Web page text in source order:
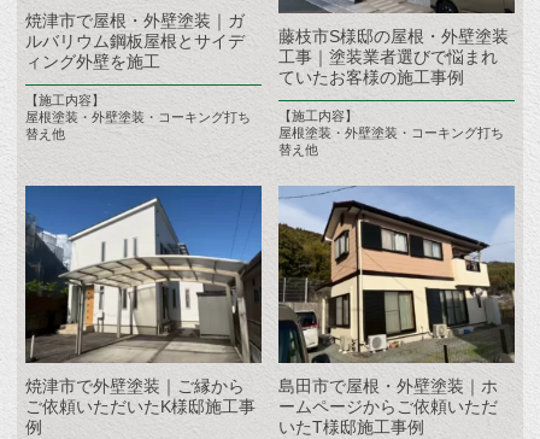
焼津市で屋根・外壁塗装｜ガ
ルバリウム鋼板屋根とサイデ
ィング外壁を施工
【施工内容】
屋根塗装・外壁塗装・コーキング打ち
替え他
藤枝市S様邸の屋根・外壁塗装
工事｜塗装業者選びで悩まれ
ていたお客様の施工事例
【施工内容】
屋根塗装・外壁塗装・コーキング打ち
替え他
焼津市で外壁塗装｜ご縁から
ご依頼いただいたK様邸施工事
例
島田市で屋根・外壁塗装｜ホ
ームページからご依頼いただ
いたT様邸施工事例